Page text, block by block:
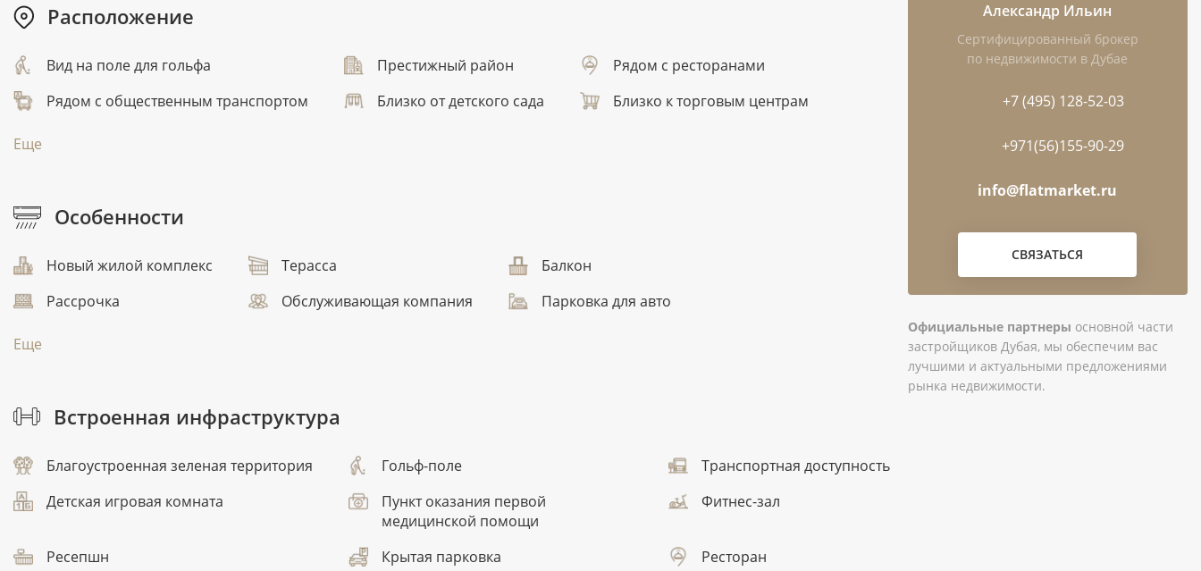
Расположение
Вид на поле для гольфа Престижный район
Рядом с ресторанами
Рядом с общественным транспортом
Близко от детского сада Близко к торговым центрам
Еще
Особенности
Новый жилой комплекс Терасса
Балкон
Рассрочка
Обслуживающая компания Парковка для авто
Еще
Встроенная инфраструктура
Благоустроенная зеленая территория Гольф-поле
Транспортная доступность
Детская игровая комната
Пункт оказания первой
медицинской помощи
Фитнес-зал
Ресепшн Крытая парковка
Ресторан
Александр Ильин
Сертифицированный брокер
по недвижимости в Дубае
+7 (495) 128-52-03
+971(56)155-90-29
info@flatmarket.ru
СВЯЗАТЬСЯ
Официальные партнеры основной части
застройщиков Дубая, мы обеспечим вас
лучшими и актуальными предложениями
рынка недвижимости.